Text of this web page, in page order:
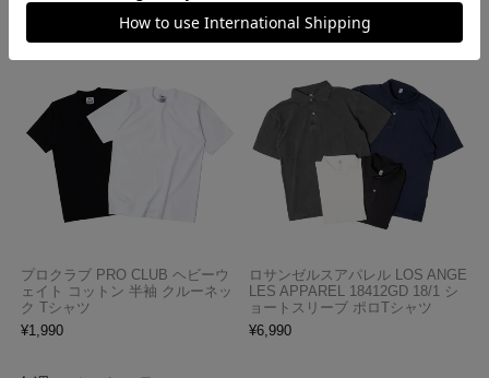
プロクラブ PRO CLUB ヘビーウ
ェイト コットン 半袖 クルーネッ
ク Tシャツ
¥1,990
ロサンゼルスアパレル LOS ANGE
LES APPAREL 18412GD 18/1 シ
ョートスリーブ ポロTシャツ
¥6,990